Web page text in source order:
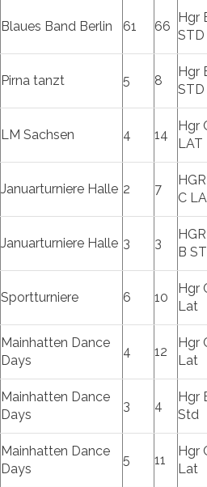
Blaues Band Berlin 61 66
Hgr
STD
Pirna tanzt 5 8
Hgr
STD
LM Sachsen 4 14
Hgr
LAT
Januarturniere Halle 2 7
HGR
C
Januarturniere Halle 3 3
HGR
B
Sportturniere 6 10
Hgr
Lat
Mainhatten Dance
Days
4 12
Hgr
Lat
Mainhatten Dance
Days
3 4
Hgr
Std
Mainhatten Dance
Days
5 11
Hgr
Lat